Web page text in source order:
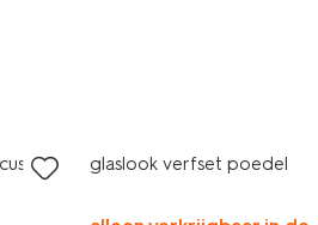
- 4
glaslook verfset poedel